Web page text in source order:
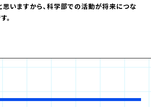
思いますから、科学部での活動が将来につな
。